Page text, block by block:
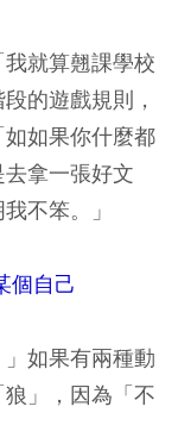
就算翹課學校
的遊戲規則，
如果你什麼都
拿一張好文
不笨。」
個自己
」如果有兩種動
」，因為「不